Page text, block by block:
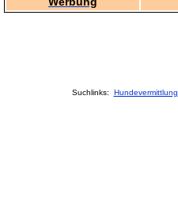
Suchlinks: Hundevermittlung